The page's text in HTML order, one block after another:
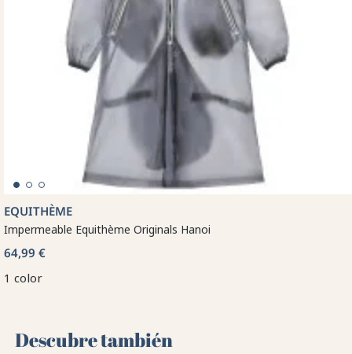
EQUITHÈME
Impermeable Equithème Originals Hanoi
64,99 €
1 color
Descubre también 🌻